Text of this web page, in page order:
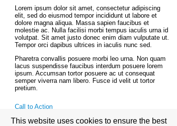
Lorem ipsum dolor sit amet, consectetur adipiscing
elit, sed do eiusmod tempor incididunt ut labore et
dolore magna aliqua. Massa sapien faucibus et
molestie ac. Nulla facilisi morbi tempus iaculis urna id
volutpat. Sit amet justo donec enim diam vulputate ut.
Tempor orci dapibus ultrices in iaculis nunc sed.
Pharetra convallis posuere morbi leo urna. Non quam
lacus suspendisse faucibus interdum posuere lorem
ipsum. Accumsan tortor posuere ac ut consequat
semper viverra nam libero. Fusce id velit ut tortor
pretium.
Call to Action
This website uses cookies to ensure the best